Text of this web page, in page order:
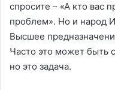
спросите – «А кто вас
проблем». Но и народ
Высшее
Часто это может быть
но это задача.